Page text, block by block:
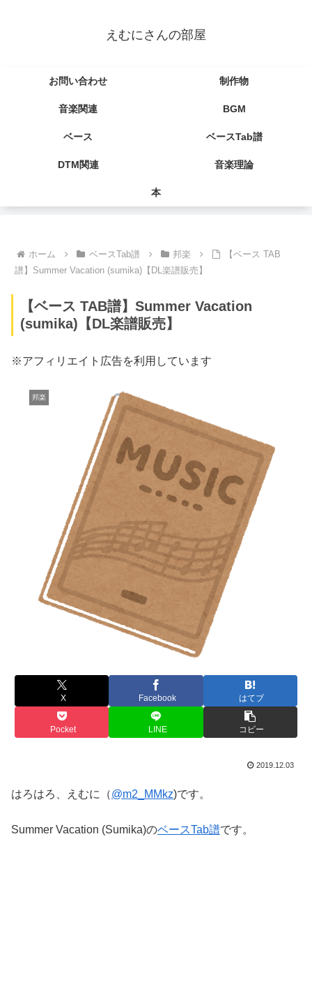
えむにさんの部屋
お問い合わせ 制作物
音楽関連 BGM
ベース ベースTab譜
DTM関連 音楽理論
本
ホーム ベースTab譜 邦楽
【ベース TAB
譜】Summer Vacation (sumika)【DL楽譜販売】
【ベース TAB譜】Summer Vacation
(sumika)【DL楽譜販売】
※アフィリエイト広告を利用しています
邦楽
X Facebook はてブ
Pocket LINE コピー
2019.12.03
はろはろ、えむに（@m2_MMkz)です。
Summer Vacation (Sumika)のベースTab譜です。